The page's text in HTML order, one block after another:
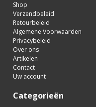
Shop
Verzendbeleid
Retourbeleid
Algemene Voorwaarden
Privacybeleid
Over ons
Artikelen
Contact
Uw account
Categorieën